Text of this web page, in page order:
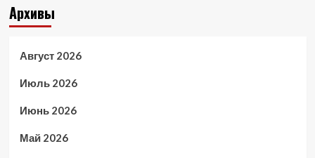
Архивы
Август 2026
Июль 2026
Июнь 2026
Май 2026